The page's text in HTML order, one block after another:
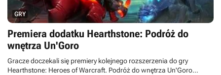
GRY
Premiera dodatku Hearthstone: Podróż do
wnętrza Un'Goro
Gracze doczekali się premiery kolejnego rozszerzenia do gry
Hearthstone: Heroes of Warcraft. Podróż do wnętrza Un'Goro